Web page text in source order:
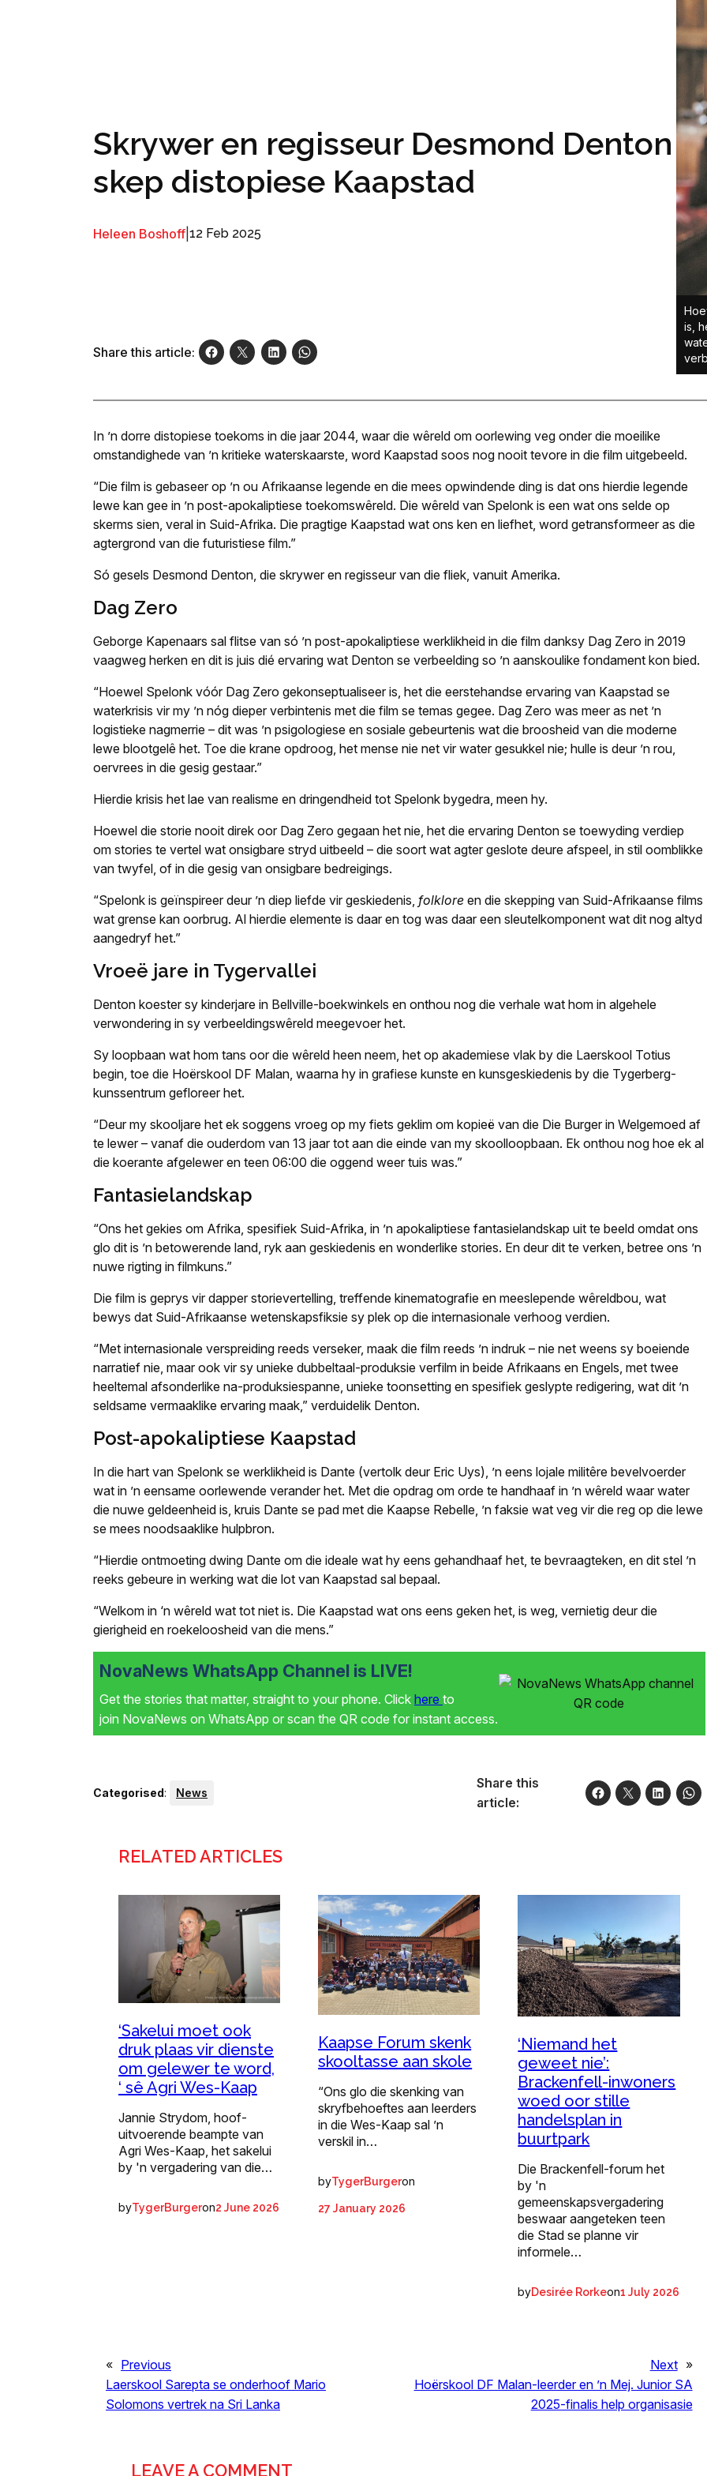
Skrywer en regisseur Desmond Denton
skep distopiese Kaapstad
Heleen Boshoff 12 Feb 2025
Share this article:
is,
In ’n dorre distopiese toekoms in die jaar 2044, waar die wêreld om oorlewing veg onder die moeilike
omstandighede van ’n kritieke waterskaarste, word Kaapstad soos nog nooit tevore in die film uitgebeeld.
“Die film is gebaseer op ’n ou Afrikaanse legende en die mees opwindende ding is dat ons hierdie legende
lewe kan gee in ’n post-apokaliptiese toekomswêreld. Die wêreld van Spelonk is een wat ons selde op
skerms sien, veral in Suid-Afrika. Die pragtige Kaapstad wat ons ken en liefhet, word getransformeer as die
agtergrond van die futuristiese film.”
Só gesels Desmond Denton, die skrywer en regisseur van die fliek, vanuit Amerika.
Dag Zero
Geborge Kapenaars sal flitse van só ’n post-apokaliptiese werklikheid in die film danksy Dag Zero in 2019
vaagweg herken en dit is juis dié ervaring wat Denton se verbeelding so ’n aanskoulike fondament kon bied.
“Hoewel Spelonk vóór Dag Zero gekonseptualiseer is, het die eerstehandse ervaring van Kaapstad se
waterkrisis vir my ’n nóg dieper verbintenis met die film se temas gegee. Dag Zero was meer as net ’n
logistieke nagmerrie – dit was ’n psigologiese en sosiale gebeurtenis wat die broosheid van die moderne
lewe blootgelê het. Toe die krane opdroog, het mense nie net vir water gesukkel nie; hulle is deur ’n rou,
oervrees in die gesig gestaar.”
Hierdie krisis het lae van realisme en dringendheid tot Spelonk bygedra, meen hy.
Hoewel die storie nooit direk oor Dag Zero gegaan het nie, het die ervaring Denton se toewyding verdiep
om stories te vertel wat onsigbare stryd uitbeeld – die soort wat agter geslote deure afspeel, in stil oomblikke
van twyfel, of in die gesig van onsigbare bedreigings.
“Spelonk is geïnspireer deur ’n diep liefde vir geskiedenis, folklore en die skepping van Suid-Afrikaanse films
wat grense kan oorbrug. Al hierdie elemente is daar en tog was daar een sleutelkomponent wat dit nog altyd
aangedryf het.”
Vroeë jare in Tygervallei
Denton koester sy kinderjare in Bellville-boekwinkels en onthou nog die verhale wat hom in algehele
verwondering in sy verbeeldingswêreld meegevoer het.
Sy loopbaan wat hom tans oor die wêreld heen neem, het op akademiese vlak by die Laerskool Totius
begin, toe die Hoërskool DF Malan, waarna hy in grafiese kunste en kunsgeskiedenis by die Tygerberg-
kunssentrum gefloreer het.
“Deur my skooljare het ek soggens vroeg op my fiets geklim om kopieë van die Die Burger in Welgemoed af
te lewer – vanaf die ouderdom van 13 jaar tot aan die einde van my skoolloopbaan. Ek onthou nog hoe ek al
die koerante afgelewer en teen 06:00 die oggend weer tuis was.”
Fantasielandskap
“Ons het gekies om Afrika, spesifiek Suid-Afrika, in ’n apokaliptiese fantasielandskap uit te beeld omdat ons
glo dit is ’n betowerende land, ryk aan geskiedenis en wonderlike stories. En deur dit te verken, betree ons ’n
nuwe rigting in filmkuns.”
Die film is geprys vir dapper storievertelling, treffende kinematografie en meeslepende wêreldbou, wat
bewys dat Suid-Afrikaanse wetenskapsfiksie sy plek op die internasionale verhoog verdien.
“Met internasionale verspreiding reeds verseker, maak die film reeds ’n indruk – nie net weens sy boeiende
narratief nie, maar ook vir sy unieke dubbeltaal-produksie verfilm in beide Afrikaans en Engels, met twee
heeltemal afsonderlike na-produksiespanne, unieke toonsetting en spesifiek geslypte redigering, wat dit ’n
seldsame vermaaklike ervaring maak,” verduidelik Denton.
Post-apokaliptiese Kaapstad
In die hart van Spelonk se werklikheid is Dante (vertolk deur Eric Uys), ’n eens lojale militêre bevelvoerder
wat in ’n eensame oorlewende verander het. Met die opdrag om orde te handhaaf in ’n wêreld waar water
die nuwe geldeenheid is, kruis Dante se pad met die Kaapse Rebelle, ’n faksie wat veg vir die reg op die lewe
se mees noodsaaklike hulpbron.
“Hierdie ontmoeting dwing Dante om die ideale wat hy eens gehandhaaf het, te bevraagteken, en dit stel ’n
reeks gebeure in werking wat die lot van Kaapstad sal bepaal.
“Welkom in ‘n wêreld wat tot niet is. Die Kaapstad wat ons eens geken het, is weg, vernietig deur die
gierigheid en roekeloosheid van die mens.”
NovaNews WhatsApp Channel is LIVE!
Get the stories that matter, straight to your phone. Click here to
join NovaNews on WhatsApp or scan the QR code for instant access.
Categorised: News
Share this
article:
RELATED ARTICLES
‘Sakelui moet ook
druk plaas vir dienste
om gelewer te word,
‘ sê Agri Wes-Kaap
Jannie Strydom, hoof-
uitvoerende beampte van
Agri Wes-Kaap, het sakelui
by 'n vergadering van die…
byTygerBurgeron2 June 2026
Kaapse Forum skenk
skooltasse aan skole
“Ons glo die skenking van
skryfbehoeftes aan leerders
in die Wes-Kaap sal ’n
verskil in…
byTygerBurgeron
27 January 2026
‘Niemand het
geweet nie’:
Brackenfell-inwoners
woed oor stille
handelsplan in
buurtpark
Die Brackenfell-forum het
by 'n
gemeenskapsvergadering
beswaar aangeteken teen
die Stad se planne vir
informele…
byDesirée Rorkeon1 July 2026
« Previous
Laerskool Sarepta se onderhoof Mario
Solomons vertrek na Sri Lanka
Next »
Hoërskool DF Malan-leerder en ’n Mej. Junior SA
2025-finalis help organisasie
LEAVE A COMMENT